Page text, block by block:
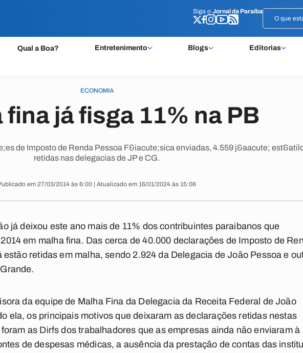
Siga o Jornal da Paraíba
Qual a Boa? Entretenimento Blogs Editorias
Siga o Jornal da Paraíba
ECONOMIA
fina já fisga 11% na PB
de Imposto de Renda Pessoa F&iacute;sica enviadas, 4.559 j&aacute;
retidas nas delegacias de JP e CG.
em 27/03/2014 às 6:00 | Atualizado em 16/01/2024 às 15:06
já deixou este ano mais de 11% dos contribuintes paraibanos que
em malha fina. Das cerca de 40.000 declarações de Imposto de
retidas em malha, sendo 2.924 da Delegacia de João Pessoa e
da equipe de Malha Fina da Delegacia da Receita Federal de João
ela, os principais motivos que deixaram as declarações retidas nestas
as Dirfs dos trabalhadores que as empresas ainda não enviaram à
de despesas médicas, a ausência da prestação de contas das